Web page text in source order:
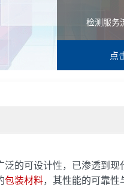
检测服务
点
的可设计性，已渗透到现
包装材料，其性能的可靠